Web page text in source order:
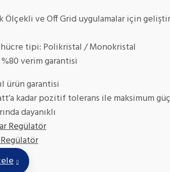
Ölçekli ve Off Grid uygulamalar için
tipi: Polikristal / Monokristal
%80 verim garantisi
ürün garantisi
kadar pozitif tolerans ile maksimum
dayanıklı